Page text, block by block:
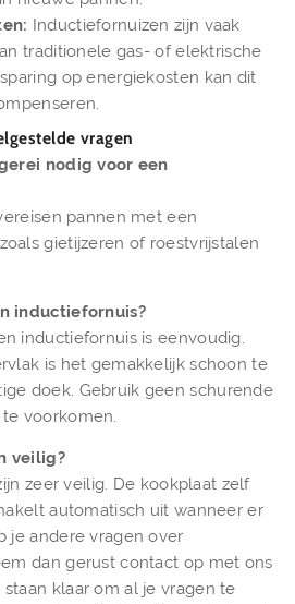
Inductiefornuizen zijn vaak
traditionele gas- of elektrische
op energiekosten kan dit
vragen
nodig voor een
pannen met een
gietijzeren of roestvrijstalen
inductiefornuis?
inductiefornuis is eenvoudig.
is het gemakkelijk schoon te
doek. Gebruik geen schurende
voorkomen.
veilig?
zeer veilig. De kookplaat zelf
automatisch uit wanneer er
je andere vragen over
dan gerust contact op met ons
klaar om al je vragen te